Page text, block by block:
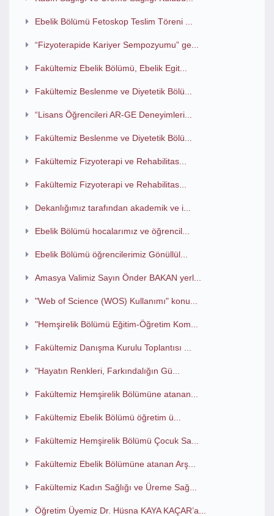
Ebelik Bölümü Fetoskop Teslim Töreni ...
“Fizyoterapide Kariyer Sempozyumu” ge...
Fakültemiz Ebelik Bölümü, Ebelik Egit...
Fakültemiz Beslenme ve Diyetetik Bölü...
“Lisans Öğrencileri AR-GE Deneyimleri...
Fakültemiz Beslenme ve Diyetetik Bölü...
Fakültemiz Fizyoterapi ve Rehabilitas...
Fakültemiz Fizyoterapi ve Rehabilitas...
Dekanlığımız tarafından akademik ve i...
Ebelik Bölümü hocalarımız ve öğrencil...
Ebelik Bölümü öğrencilerimiz Gönüllül...
Amasya Valimiz Sayın Önder BAKAN yerl...
"Web of Science (WOS) Kullanımı" konu...
"Hemşirelik Bölümü Eğitim-Öğretim Kom...
Fakültemiz Danışma Kurulu Toplantısı ...
"Hayatın Renkleri, Farkındalığın Gü...
Fakültemiz Hemşirelik Bölümüne atanan...
Fakültemiz Ebelik Bölümü öğretim ü...
Fakültemiz Hemşirelik Bölümü Çocuk Sa...
Fakültemiz Ebelik Bölümüne atanan Arş...
Fakültemiz Kadın Sağlığı ve Üreme Sağ...
Öğretim Üyemiz Dr. Hüsna KAYA KAÇAR’a...